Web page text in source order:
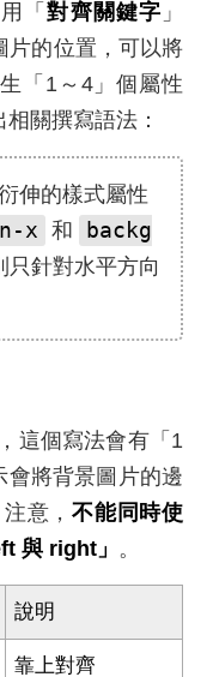
「對齊關鍵字 」
片的位置，可以將
「1～4」個屬性
關撰寫語法：
伸的樣式屬性
x 和
backg
只針對水平方向
這個寫法會有「1
會將背景圖片的邊
意，不能同時使
與 right」 。
說明
靠上對齊